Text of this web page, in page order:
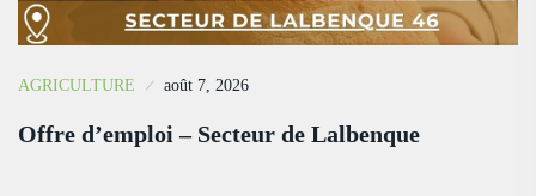
AGRICULTURE août 7, 2026
Offre d’emploi – Secteur de Lalbenque